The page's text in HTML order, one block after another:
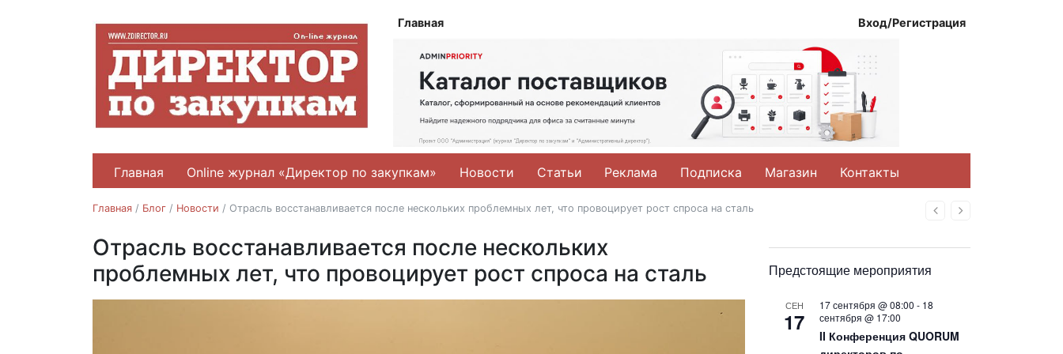
Главная Вход/Регистрация
Главная Online журнал «Директор по закупкам» Новости Статьи Реклама Подписка Магазин Контакты
НазадВперед
Главная / Блог / Новости / Отрасль восстанавливается после нескольких проблемных лет, что провоцирует рост спроса на сталь
Новости
Отрасль восстанавливается после нескольких
проблемных лет, что провоцирует рост спроса на сталь
27.11.2017
Предстоящие мероприятия
СЕН
17
17 сентября @ 08:00 - 18
сентября @ 17:00
II Конференция QUORUM